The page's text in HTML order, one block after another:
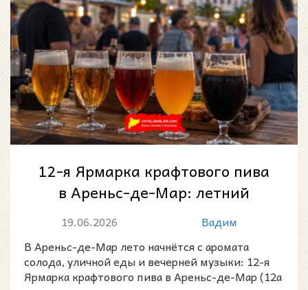
12-я Ярмарка крафтового пива
в Ареньс-де-Мар: летний
вечер у моря, гастрономия и
каталонск...
19.06.2026
Вадим
В Ареньс-де-Мар лето начнётся с аромата
солода, уличной еды и вечерней музыки: 12-я
Ярмарка крафтового пива в Ареньс-де-Мар (12a